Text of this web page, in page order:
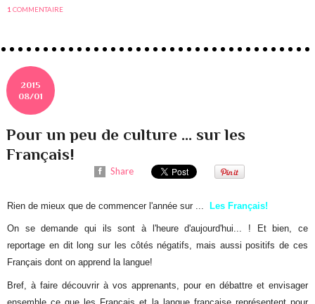
1 COMMENTAIRE
2015
08/01
Pour un peu de culture ... sur les
Français!
Share
Rien de mieux que de commencer l'année sur ... Les Français!
On se demande qui ils sont à l'heure d'aujourd'hui... ! Et bien, ce
reportage en dit long sur les côtés négatifs, mais aussi positifs de ces
Français dont on apprend la langue!
Bref, à faire découvrir à vos apprenants, pour en débattre et envisager